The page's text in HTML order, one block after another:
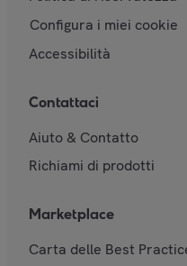
Configura i miei cookie
Accessibilità
Contattaci
Aiuto & Contatto
Richiami di prodotti
Marketplace
Carta delle Best